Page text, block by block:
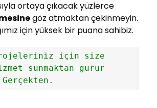
ortaya çıkacak yüzlerce
göz atmaktan çekinmeyin.
için yüksek bir puana sahibiz.
için size
sunmaktan gurur